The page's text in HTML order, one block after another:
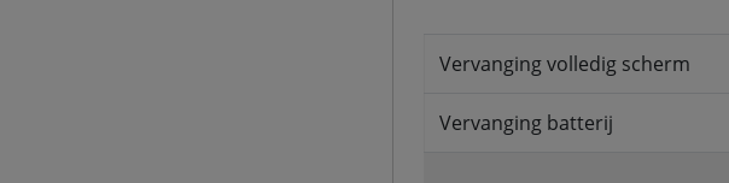
Vervanging volledig scherm
Vervanging batterij